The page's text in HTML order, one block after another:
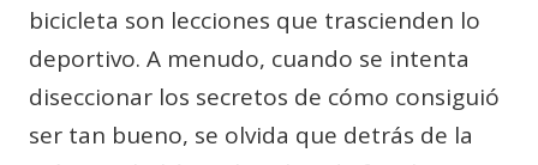
bicicleta son lecciones que trascienden lo
deportivo. A menudo, cuando se intenta
diseccionar los secretos de cómo consiguió
ser tan bueno, se olvida que detrás de la